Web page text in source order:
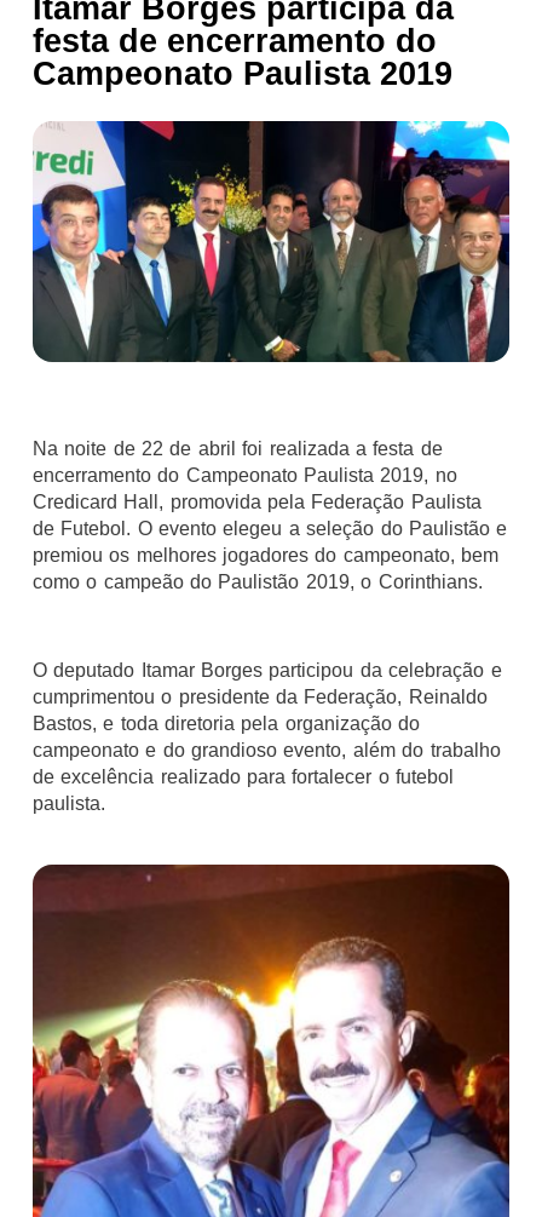
Itamar Borges participa da
festa de encerramento do
Campeonato Paulista 2019
Na noite de 22 de abril foi realizada a festa de
encerramento do Campeonato Paulista 2019, no
Credicard Hall, promovida pela Federação Paulista
de Futebol. O evento elegeu a seleção do Paulistão e
premiou os melhores jogadores do campeonato, bem
como o campeão do Paulistão 2019, o Corinthians.
O deputado Itamar Borges participou da celebração e
cumprimentou o presidente da Federação, Reinaldo
Bastos, e toda diretoria pela organização do
campeonato e do grandioso evento, além do trabalho
de excelência realizado para fortalecer o futebol
paulista.